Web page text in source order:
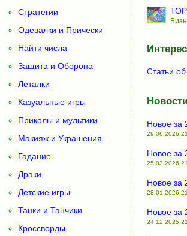
Стратегии
Одевалки и Прически
Найти числа
Защита и Оборона
Леталки
Казуальные игры
Приколы и мультики
Макияж и Украшения
Гадание
Драки
Детские игры
Танки и Танчики
Кроссворды
Статьи
Новое за
29.06.2026
Новое за
25.03.2026
Новое за
28.01.2026
Новое за
24.12.2025